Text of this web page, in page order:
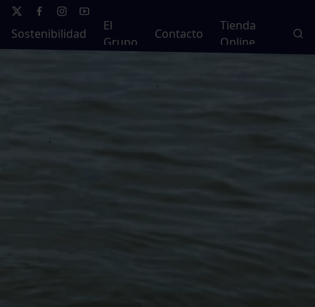
Sostenibilidad
El
Grupo
Contacto
Tienda
Online